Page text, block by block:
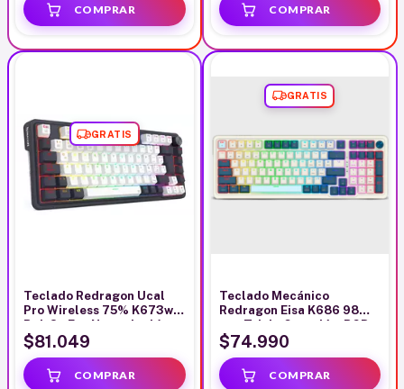
GRATIS
Teclado Redragon Ucal
Pro Wireless 75% K673wb
Rgb Sp Esp Negro Inglés
Us
$81.049
GRATIS
Teclado Mecánico
Redragon Eisa K686 98%
con Triple Conexión, RGB
Chroma, compatible
Windows/Mac, color
blanco con azul
$74.990